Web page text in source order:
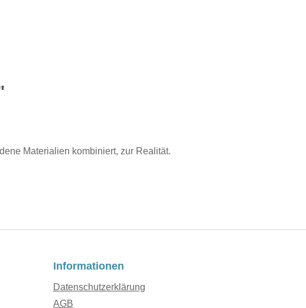
Materialien kombiniert, zur Realität.
Informationen
Datenschutzerklärung
AGB